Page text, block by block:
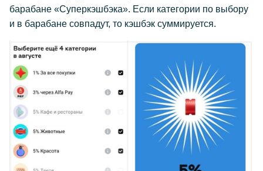
барабане «Суперкэшбэка». Если категории по выбору
и в барабане совпадут, то кэшбэк суммируется.